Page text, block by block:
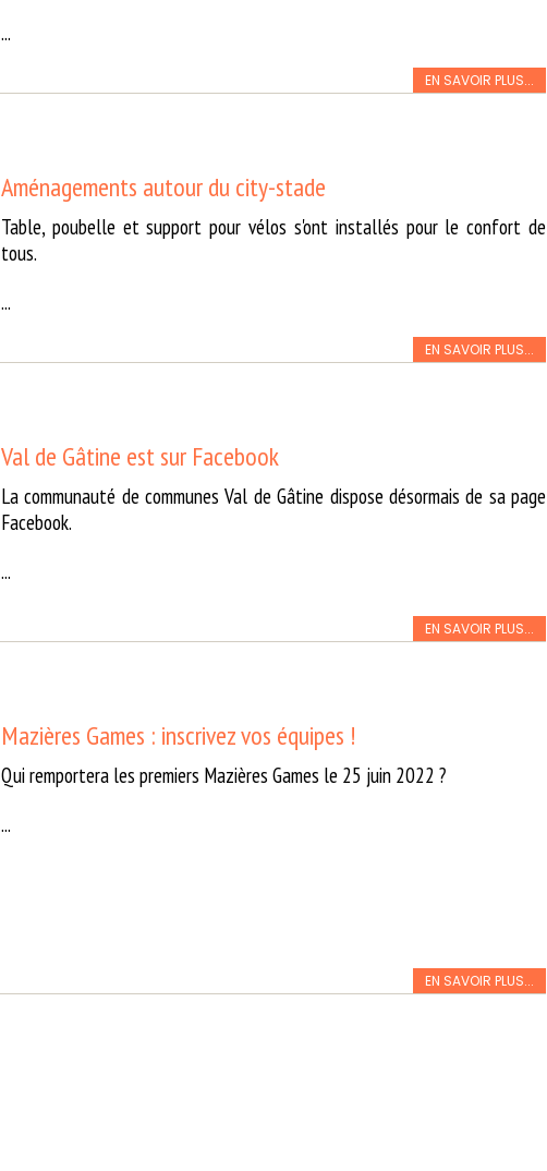
...
EN SAVOIR PLUS...
Aménagements autour du city-stade
Table, poubelle et support pour vélos s'ont installés pour le confort de
tous.
...
EN SAVOIR PLUS...
Val de Gâtine est sur Facebook
La communauté de communes Val de Gâtine dispose désormais de sa page
Facebook.
...
EN SAVOIR PLUS...
Mazières Games : inscrivez vos équipes !
Qui remportera les premiers Mazières Games le 25 juin 2022 ?
...
EN SAVOIR PLUS...